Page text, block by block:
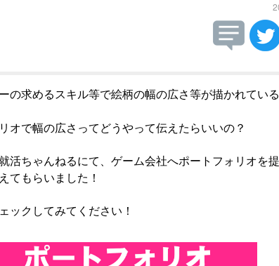
の求めるスキル等で絵柄の幅の広さ等が描かれてい
オで幅の広さってどうやって伝えたらいいの？
活ちゃんねるにて、ゲーム会社へポートフォリオを
てもらいました！
ックしてみてください！